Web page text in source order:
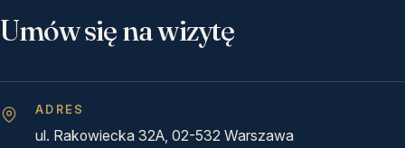
Umów się na wizytę
ADRES
ul. Rakowiecka 32A, 02-532 Warszawa